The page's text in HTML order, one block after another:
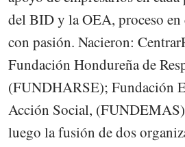
del BID y la OEA, proceso
con pasión. Nacieron:
Fundación Hondureña de
(FUNDHARSE); Fundación
Acción Social,
luego la fusión de dos